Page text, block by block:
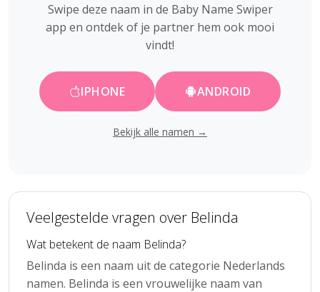
Swipe deze naam in de Baby Name Swiper
app en ontdek of je partner hem ook mooi
vindt!
IPHONE ANDROID
Bekijk alle namen →
Veelgestelde vragen over Belinda
Wat betekent de naam Belinda?
Belinda is een naam uit de categorie Nederlands
namen. Belinda is een vrouwelijke naam van